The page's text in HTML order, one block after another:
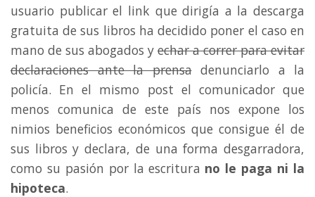
usuario publicar el link que dirigía a la descarga
gratuita de sus libros ha decidido poner el caso en
mano de sus abogados y echar a correr para evitar
declaraciones ante la prensadenunciarlo a la
policía. En el mismo post el comunicador que
menos comunica de este país nos expone los
nimios beneficios económicos que consigue él de
sus libros y declara, de una forma desgarradora,
como su pasión por la escritura no le paga ni la
hipoteca.